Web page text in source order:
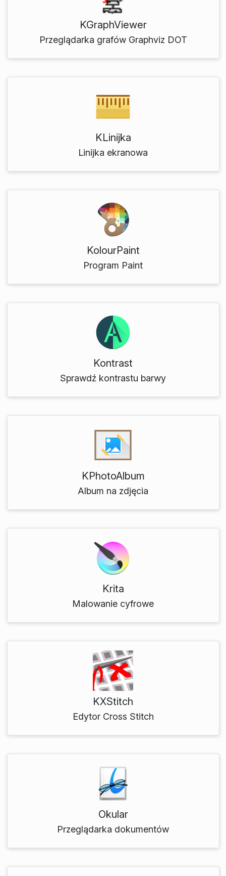
KGraphViewer
Przeglądarka grafów Graphviz DOT
KLinijka
Linijka ekranowa
KolourPaint
Program Paint
Kontrast
Sprawdź kontrastu barwy
KPhotoAlbum
Album na zdjęcia
Krita
Malowanie cyfrowe
KXStitch
Edytor Cross Stitch
Okular
Przeglądarka dokumentów